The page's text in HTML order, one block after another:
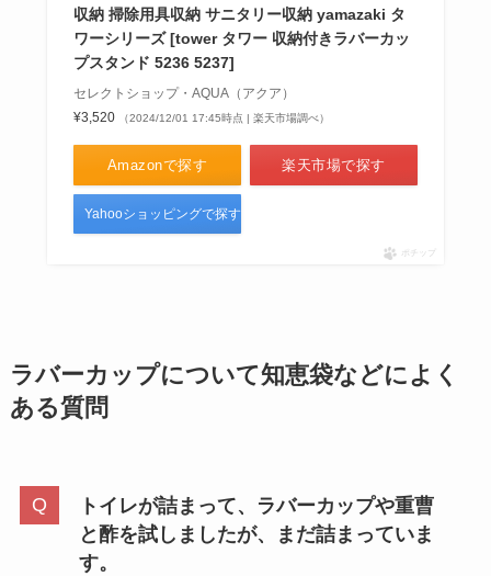
収納 掃除用具収納 サニタリー収納 yamazaki タ
ワーシリーズ [tower タワー 収納付きラバーカッ
プスタンド 5236 5237]
セレクトショップ・AQUA（アクア）
¥3,520
（2024/12/01 17:45時点 | 楽天市場調べ）
Amazonで探す 楽天市場で探す
Yahooショッピングで探す
ポチップ
ラバーカップについて知恵袋などによく
ある質問
トイレが詰まって、ラバーカップや重曹
と酢を試しましたが、まだ詰まっていま
す。